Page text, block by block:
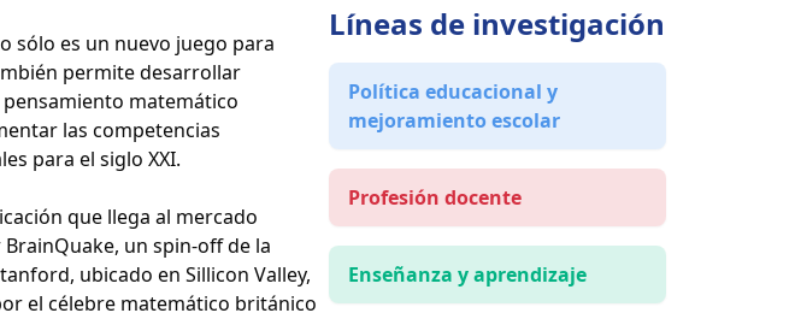
sólo es un nuevo juego para
permite desarrollar
matemático
las competencias
para el siglo XXI.
que llega al mercado
un spin-off de la
ubicado en Sillicon Valley,
el célebre matemático británico
Líneas de investigación
Política educacional y
mejoramiento escolar
Profesión docente
Enseñanza y aprendizaje